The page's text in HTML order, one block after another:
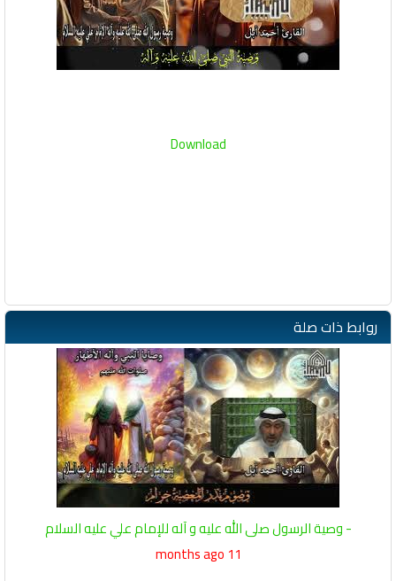
Download
روابط ذات صلة
- وصية الرسول صلى الله عليه و آله للإمام علي عليه السلام
11 months ago